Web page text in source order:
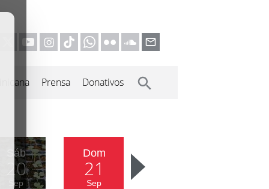
Prensa Donativos
Sáb
20
Sep
Dom
21
Sep